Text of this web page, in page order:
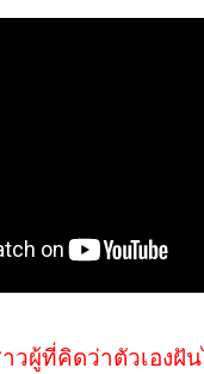
ผู้ที่คิดว่าตัวเองฝัน